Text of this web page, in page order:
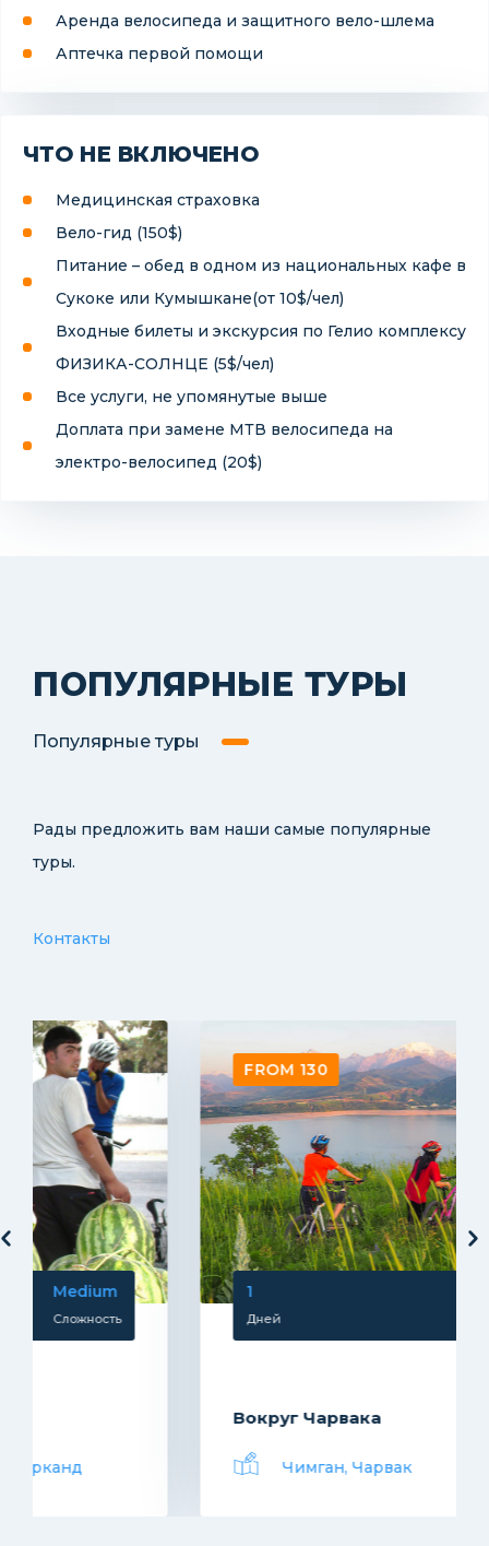
Аренда велосипеда и защитного вело-шлема
Аптечка первой помощи
ЧТО НЕ ВКЛЮЧЕНО
Медицинская страховка
Вело-гид (150$)
Питание – обед в одном из национальных кафе в
Сукоке или Кумышкане(от 10$/чел)
Входные билеты и экскурсия по Гелио комплексу
ФИЗИКА-СОЛНЦЕ (5$/чел)
Все услуги, не упомянутые выше
Доплата при замене МТВ велосипеда на
электро-велосипед (20$)
ПОПУЛЯРНЫЕ ТУРЫ
Популярные туры
Рады предложить вам наши самые популярные
туры.
Контакты
FROM 130
Дней
1
Чимган, Чарвак